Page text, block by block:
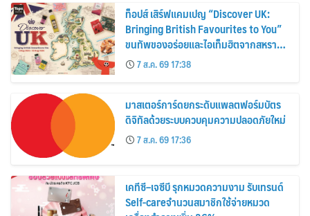
ท็อปส์ เสิร์ฟแคมเปญ “Discover UK:
Bringing British Favourites to You”
ขนทัพของอร่อยและไอเท็มฮิตจากสหราช
อาณาจักร ส่งตรงถึงมือตั้งแต่วันนี้ – 18
สิงหาคมนี้
7 ส.ค. 69 17:38
มาสเตอร์การ์ดยกระดับแพลตฟอร์มบัตร
ดิจิทัลด้วยระบบควบคุมความปลอดภัยใหม่
7 ส.ค. 69 17:36
เคทีซี–เจซีบี รุกหมวดความงาม รับเทรนด์
Self-careจำนวนสมาชิกใช้จ่ายหมวด